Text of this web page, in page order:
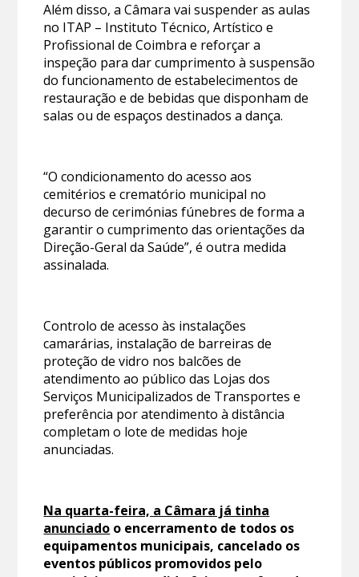
Além disso, a Câmara vai suspender as aulas
no ITAP – Instituto Técnico, Artístico e
Profissional de Coimbra e reforçar a
inspeção para dar cumprimento à suspensão
do funcionamento de estabelecimentos de
restauração e de bebidas que disponham de
salas ou de espaços destinados a dança.
“O condicionamento do acesso aos
cemitérios e crematório municipal no
decurso de cerimónias fúnebres de forma a
garantir o cumprimento das orientações da
Direção-Geral da Saúde”, é outra medida
assinalada.
Controlo de acesso às instalações
camarárias, instalação de barreiras de
proteção de vidro nos balcões de
atendimento ao público das Lojas dos
Serviços Municipalizados de Transportes e
preferência por atendimento à distância
completam o lote de medidas hoje
anunciadas.
Na quarta-feira, a Câmara já tinha
anunciado o encerramento de todos os
equipamentos municipais, cancelado os
eventos públicos promovidos pelo